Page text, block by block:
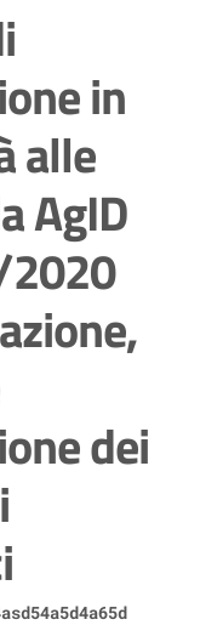
in
alle
AgID
dei